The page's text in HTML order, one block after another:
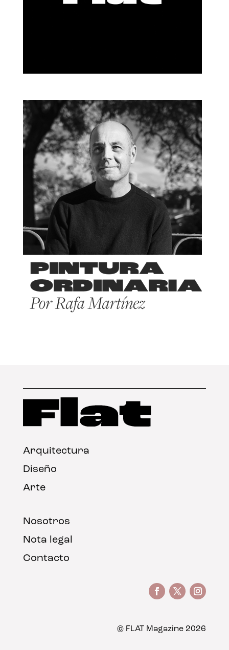
Arquitectura
Diseño
Arte
Nosotros
Nota legal
Contacto
© FLAT Magazine 2026